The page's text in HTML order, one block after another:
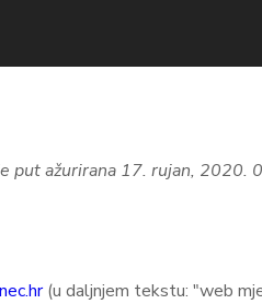
put ažurirana 17. rujan,
(u daljnjem tekstu: "web